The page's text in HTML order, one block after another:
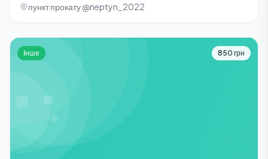
пункт прокату @neptyn_2022
Інше 850 грн